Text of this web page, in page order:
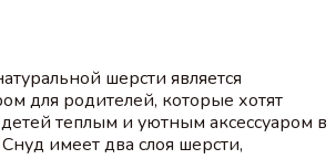
шерсти является
для родителей, которые хотят
теплым и уютным аксессуаром в
имеет два слоя шерсти,